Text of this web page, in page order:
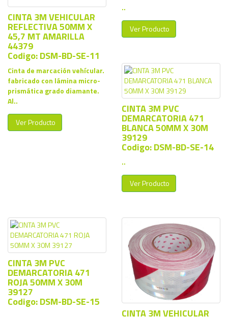
CINTA 3M VEHICULAR
REFLECTIVA 50MM X
45,7 MT AMARILLA
44379
Codigo: DSM-BD-SE-11
Cinta de marcación vehícular.
fabricado con lámina micro-
prismática grado diamante.
Al..
Ver Producto
..
Ver Producto
CINTA 3M PVC
DEMARCATORIA 471
BLANCA 50MM X 30M
39129
Codigo: DSM-BD-SE-14
..
Ver Producto
CINTA 3M PVC
DEMARCATORIA 471
ROJA 50MM X 30M
39127
Codigo: DSM-BD-SE-15
CINTA 3M VEHICULAR